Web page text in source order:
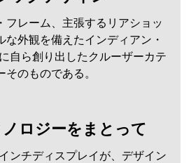
フレーム、主張するリアショッ
な外観を備えたインディアン・
自ら創り出したクルーザーカテ
そのものである。
ロジーをまとって
ンチディスプレイが、デザイン